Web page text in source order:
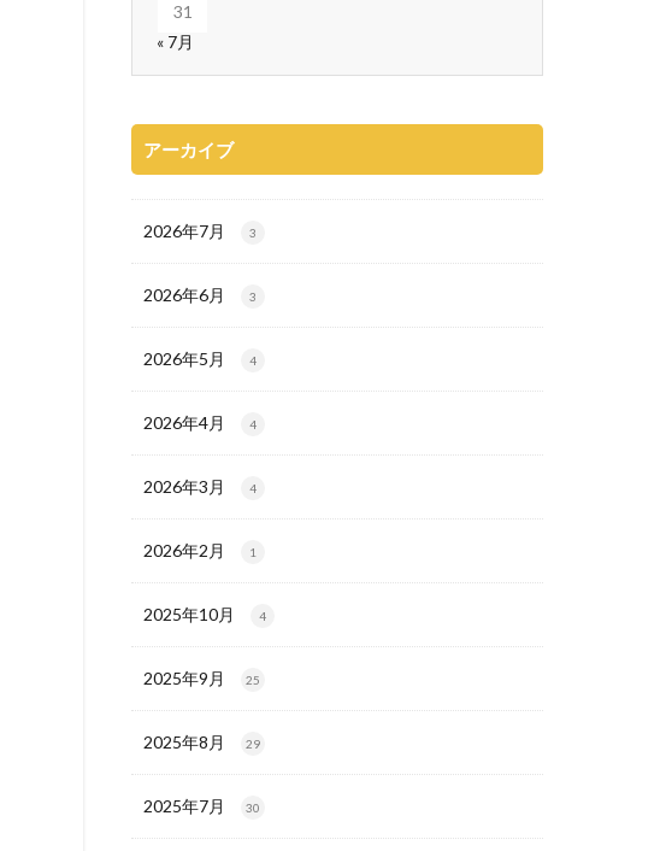
31
« 7月
アーカイブ
2026年7月 3
2026年6月 3
2026年5月 4
2026年4月 4
2026年3月 4
2026年2月 1
2025年10月 4
2025年9月 25
2025年8月 29
2025年7月 30